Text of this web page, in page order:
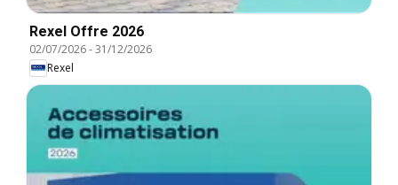
Rexel Offre 2026
02/07/2026-31/12/2026
Rexel